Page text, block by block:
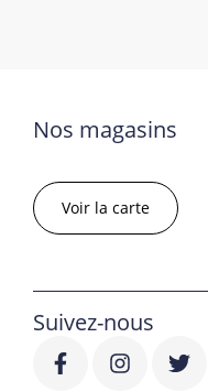
Nos magasins
Voir la carte
Suivez-nous